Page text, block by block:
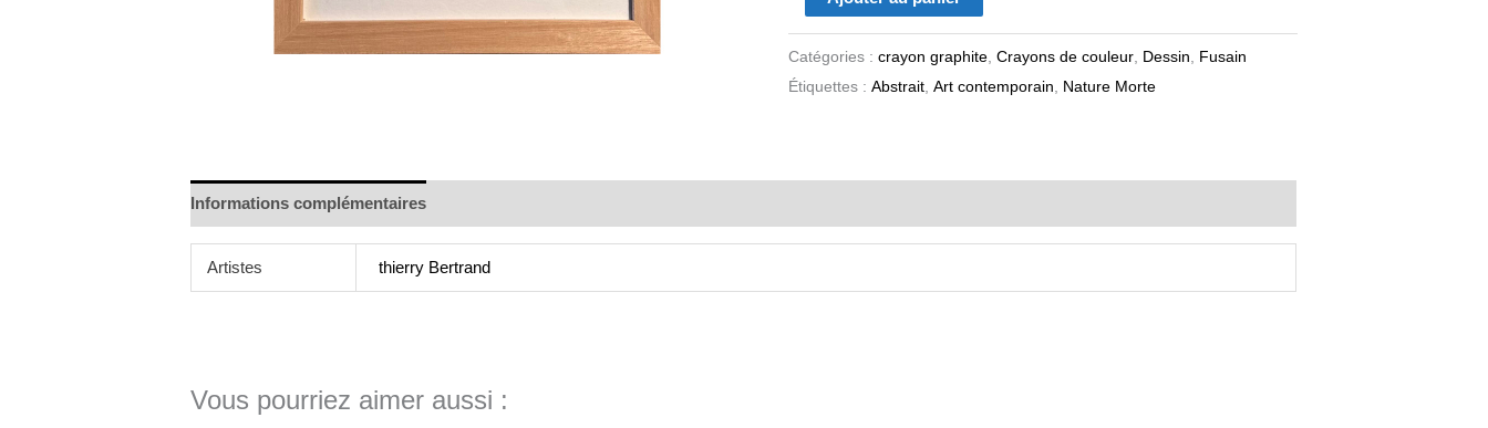
Catégories : crayon graphite Crayons de couleur Dessin
Fusain
Étiquettes : Abstrait Art contemporain Nature Morte
Informations complémentaires
Artistes thierry Bertrand
Vous pourriez aimer aussi :